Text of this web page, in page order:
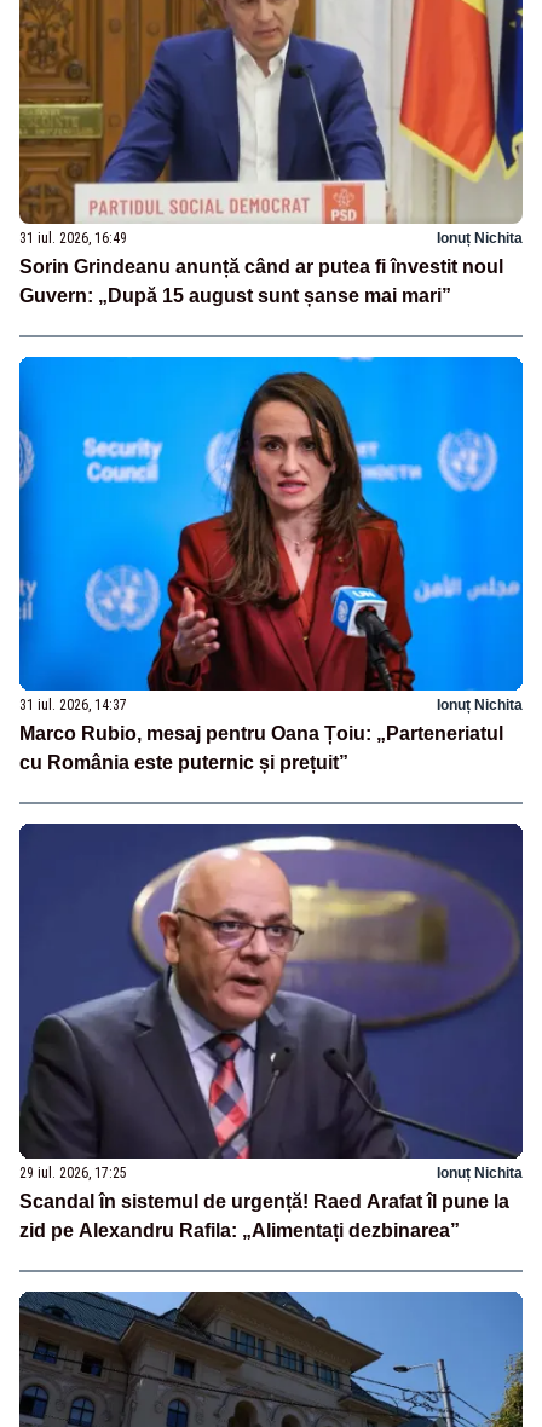
31 iul. 2026, 16:49 Ionuț Nichita
Sorin Grindeanu anunță când ar putea fi învestit noul
Guvern: „După 15 august sunt șanse mai mari”
31 iul. 2026, 14:37 Ionuț Nichita
Marco Rubio, mesaj pentru Oana Țoiu: „Parteneriatul
cu România este puternic și prețuit”
29 iul. 2026, 17:25 Ionuț Nichita
Scandal în sistemul de urgență! Raed Arafat îl pune la
zid pe Alexandru Rafila: „Alimentați dezbinarea”